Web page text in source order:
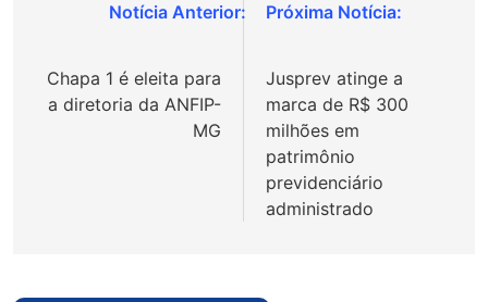
Navegação
Post
Chapa 1 é eleita para
a diretoria da ANFIP-
MG
Jusprev atinge a
marca de R$ 300
milhões em
patrimônio
previdenciário
administrado